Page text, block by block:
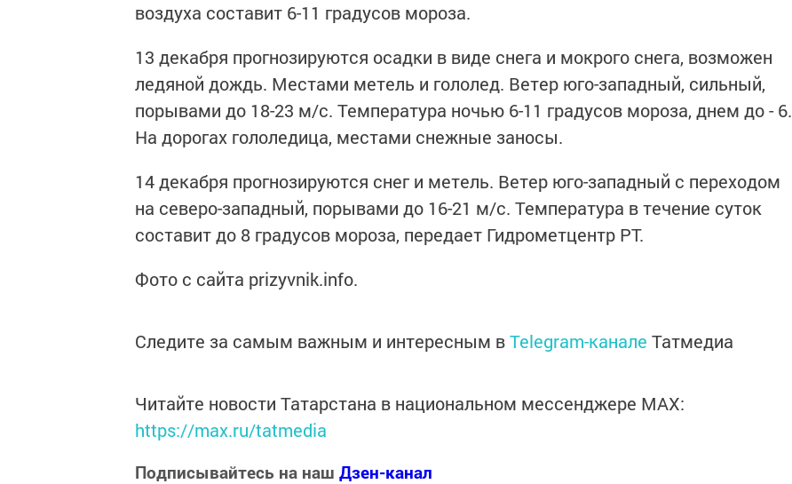
воздуха составит 6-11 градусов мороза.
13 декабря прогнозируются осадки в виде снега и мокрого снега, возможен
ледяной дождь. Местами метель и гололед. Ветер юго-западный, сильный,
порывами до 18-23 м/с. Температура ночью 6-11 градусов мороза, днем до - 6.
На дорогах гололедица, местами снежные заносы.
14 декабря прогнозируются снег и метель. Ветер юго-западный с переходом
на северо-западный, порывами до 16-21 м/с. Температура в течение суток
составит до 8 градусов мороза, передает Гидрометцентр РТ.
Фото с сайта prizyvnik.info.
Следите за самым важным и интересным вTelegram-канале Татмедиа
Читайте новости Татарстана в национальном мессенджере MАХ:
https://max.ru/tatmedia
Подписывайтесь на наш Дзен-канал